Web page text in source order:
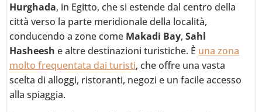
Hurghada, in Egitto, che si estende dal centro della
città verso la parte meridionale della località,
conducendo a zone come Makadi Bay, Sahl
Hasheesh e altre destinazioni turistiche. È una zona
molto frequentata dai turisti, che offre una vasta
scelta di alloggi, ristoranti, negozi e un facile accesso
alla spiaggia.